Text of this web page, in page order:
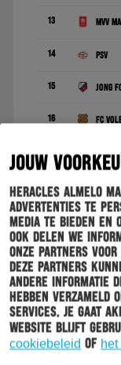
JOUW
Heracles Almelo
advertenties te
media te bieden
Ook delen we
onze partners voor
Deze partners
andere informatie
hebben verzameld
services. Je gaat
website blijft
cookiebeleid of
13 MVV
14 PSV
15 Jong
16 FC
VVV-
Ajax
19 TOP
20 Roda